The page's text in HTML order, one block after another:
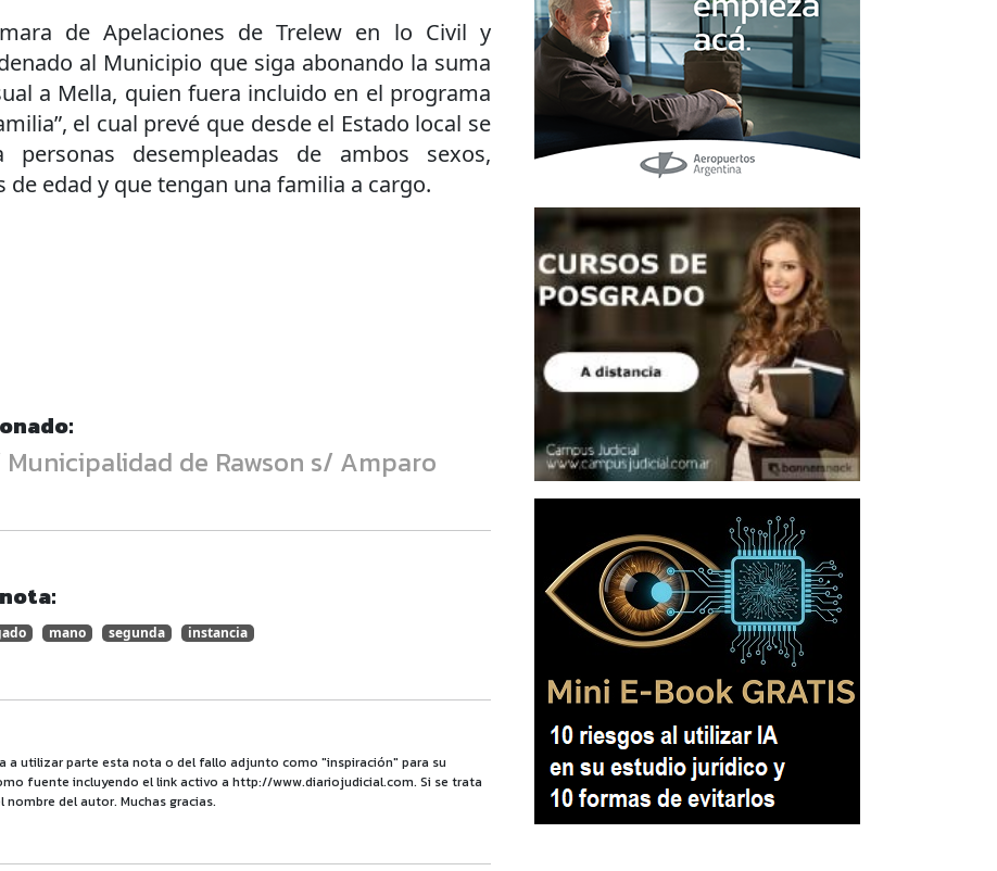
de Apelaciones de Trelew en lo Civil y
al Municipio que siga abonando la suma
a Mella, quien fuera incluido en el programa
el cual prevé que desde el Estado local se
personas desempleadas de ambos sexos,
de edad y que tengan una familia a cargo.
de Rawson s/ Amparo
mano segunda instancia
a utilizar parte esta nota o del fallo adjunto como "inspiración" para su
fuente incluyendo el link activo a http://www.diariojudicial.com. Si se trata
del autor. Muchas gracias.